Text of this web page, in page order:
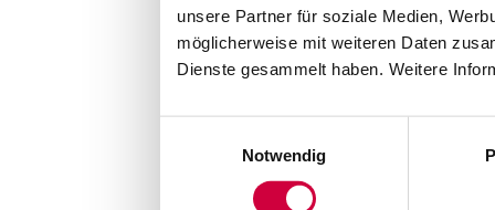
unsere Partner für soziale Medien,
möglicherweise mit weiteren Daten
Dienste gesammelt haben. Weitere
Notwendig